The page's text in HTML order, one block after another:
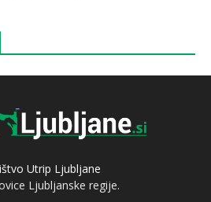
Utrip Ljubljane
Ljubljanske regije.